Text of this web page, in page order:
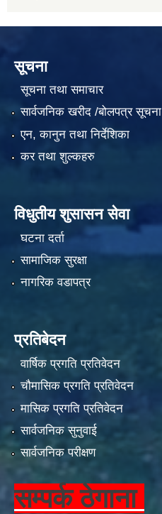
सूचना
सूचना तथा समाचार
सार्वजनिक खरीद /बोलपत्र सूचना
एन, कानुन तथा निर्देशिका
कर तथा शुल्कहरु
विधुतीय शुसासन सेवा
घटना दर्ता
सामाजिक सुरक्षा
नागरिक वडापत्र
प्रतिबेदन
वार्षिक प्रगति प्रतिवेदन
चौमासिक प्रगति प्रतिवेदन
मासिक प्रगति प्रतिवेदन
सार्वजनिक सुनुवाई
सार्वजनिक परीक्षण
सम्पर्क ठेगाना